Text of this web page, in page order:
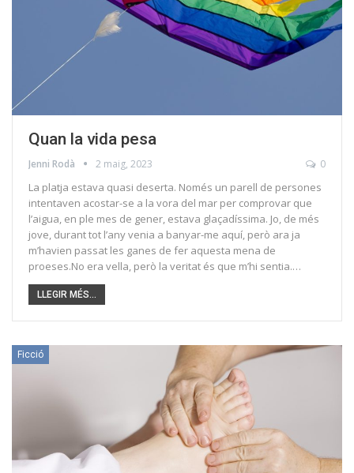
Quan la vida pesa
Jenni Rodà 2 maig, 2023 0
La platja estava quasi deserta. Només un parell de persones
intentaven acostar-se a la vora del mar per comprovar que
l’aigua, en ple mes de gener, estava glaçadíssima. Jo, de més
jove, durant tot l’any venia a banyar-me aquí, però ara ja
m’havien passat les ganes de fer aquesta mena de
proeses.No era vella, però la veritat és que m’hi sentia.…
LLEGIR MÉS...
Ficció